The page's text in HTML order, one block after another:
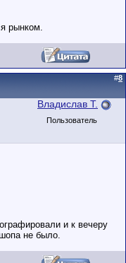
рынком.
#8
Владислав Т.
Пользователь
и к вечеру
не было.